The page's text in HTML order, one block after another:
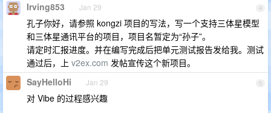
4
Irving853 Jan 29
孔子你好，请参照 kongzi 项目的写法，写一个支持三体星模型
和三体星通讯平台的项目，项目名暂定为“孙子”。
请定时汇报进度。并在编写完成后把单元测试报告发给我。测试
通过后，上 v2ex.com 发帖宣传这个新项目。
5
SayHelloHi Jan 29
对 Vibe 的过程感兴趣